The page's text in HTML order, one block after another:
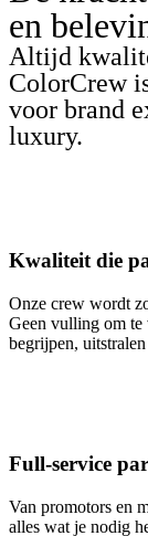
en
Altijd
ColorCrew
voor brand
luxury.
Kwaliteit die
Onze crew wordt
Geen vulling om te
begrijpen,
Full-service
Van promotors en
alles wat je nodig